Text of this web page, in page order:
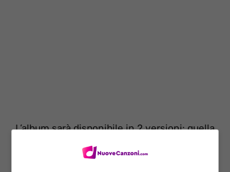
L’album sarà disponibile in 2 versioni: quella
standard dal 18 giugno prossimo e quella